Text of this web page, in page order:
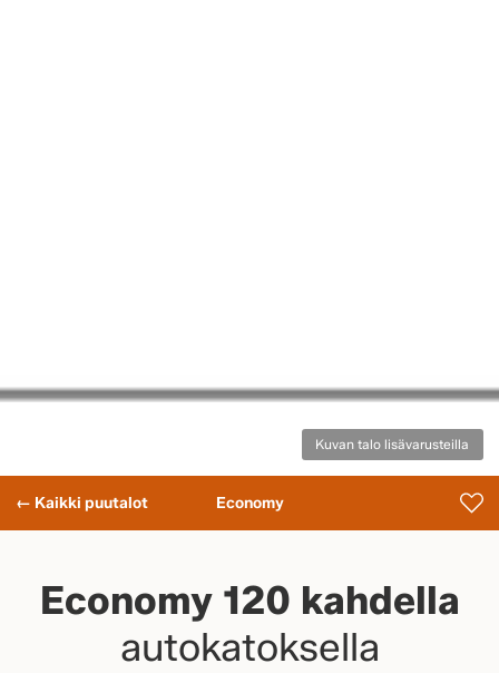
Kuvan talo lisävarusteilla
← Kaikki puutalot Economy
Economy 120 kahdella
autokatoksella